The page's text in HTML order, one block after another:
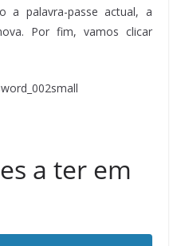
a palavra-passe actual, a
Por fim, vamos clicar
a ter em